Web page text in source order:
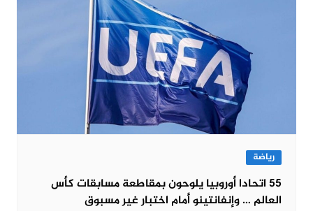
رياضة
55 اتحادا أوروبيا يلوحون بمقاطعة مسابقات كأس
العالم … وإنفانتينو أمام اختبار غير مسبوق